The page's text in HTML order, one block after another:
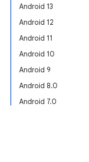
Android 13
Android 12
Android 11
Android 10
Android 9
Android 8.0
Android 7.0